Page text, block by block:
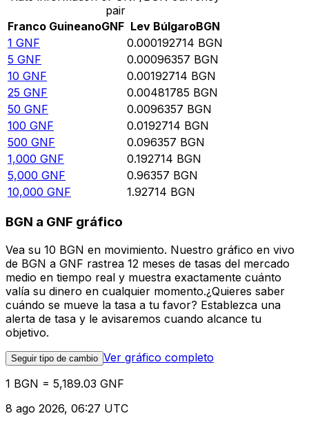
pair
Franco GuineanoGNF Lev BúlgaroBGN
1 GNF 0.000192714 BGN
5 GNF 0.00096357 BGN
10 GNF 0.00192714 BGN
25 GNF 0.00481785 BGN
50 GNF 0.0096357 BGN
100 GNF 0.0192714 BGN
500 GNF 0.096357 BGN
1,000 GNF 0.192714 BGN
5,000 GNF 0.96357 BGN
10,000 GNF 1.92714 BGN
BGN a GNF gráfico
Vea su 10 BGN en movimiento. Nuestro gráfico en vivo
de BGN a GNF rastrea 12 meses de tasas del mercado
medio en tiempo real y muestra exactamente cuánto
valía su dinero en cualquier momento.¿Quieres saber
cuándo se mueve la tasa a tu favor? Establezca una
alerta de tasa y le avisaremos cuando alcance tu
objetivo.
Seguir tipo de cambio Ver gráfico completo
1 BGN = 5,189.03 GNF
8 ago 2026, 06:27 UTC